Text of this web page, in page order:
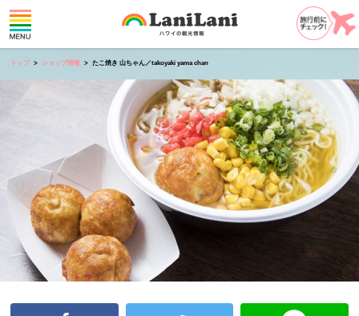
トップ ショップ情報 たこ焼き 山ちゃん／takoyaki yama chan